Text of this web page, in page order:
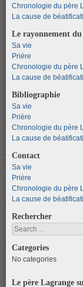
Chronologie du père
La cause de
Le rayonnement
Sa vie
Prière
Chronologie du père
La cause de
Bibliographie
Sa vie
Prière
Chronologie du père
La cause de
Contact
Sa vie
Prière
Chronologie du père
La cause de
Rechercher
Search
Categories
No categories
Le père Lagrange